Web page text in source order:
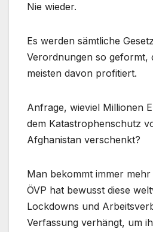
Nie wieder.
Es werden sämtliche
Verordnungen so geformt,
meisten davon profitiert.
Anfrage, wieviel Millionen
dem Katastrophenschutz
Afghanistan verschenkt?
Man bekommt immer
ÖVP hat bewusst diese
Lockdowns und
Verfassung verhängt, um